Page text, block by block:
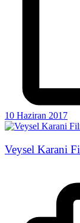
10 Haziran 2017
Veysel Karani